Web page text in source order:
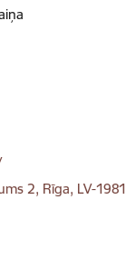
2, Rīga, LV-1981